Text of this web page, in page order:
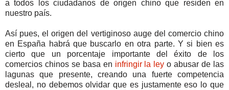
a todos los ciudadanos de origen chino que residen en
nuestro país.
Así pues, el origen del vertiginoso auge del comercio chino
en España habrá que buscarlo en otra parte. Y si bien es
cierto que un porcentaje importante del éxito de los
comercios chinos se basa en infringir la ley o abusar de las
lagunas que presente, creando una fuerte competencia
desleal, no debemos olvidar que es justamente eso lo que